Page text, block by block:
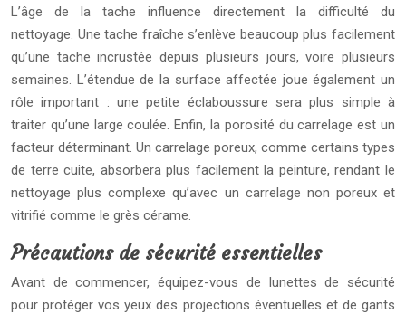
L’âge de la tache influence directement la difficulté du
nettoyage. Une tache fraîche s’enlève beaucoup plus facilement
qu’une tache incrustée depuis plusieurs jours, voire plusieurs
semaines. L’étendue de la surface affectée joue également un
rôle important : une petite éclaboussure sera plus simple à
traiter qu’une large coulée. Enfin, la porosité du carrelage est un
facteur déterminant. Un carrelage poreux, comme certains types
de terre cuite, absorbera plus facilement la peinture, rendant le
nettoyage plus complexe qu’avec un carrelage non poreux et
vitrifié comme le grès cérame.
Précautions de sécurité essentielles
Avant de commencer, équipez-vous de lunettes de sécurité
pour protéger vos yeux des projections éventuelles et de gants